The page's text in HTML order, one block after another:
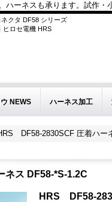
ーネスも承ります。試作
クタ DF58 シリーズ
ヒロセ電機 HRS
NEWS ハーネス加工
DF58-2830SCF 圧着ハー
ネス DF58-*S-1.2C
HRS DF58-